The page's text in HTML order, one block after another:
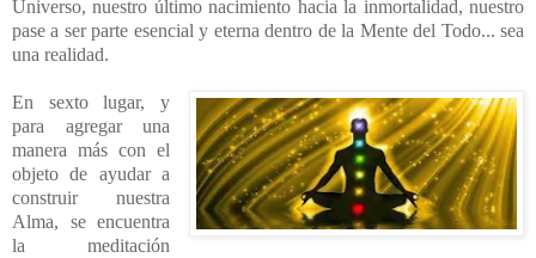
Universo, nuestro último nacimiento hacia la inmortalidad, nuestro
pase a ser parte esencial y eterna dentro de la Mente del Todo... sea
una realidad.
En sexto lugar, y
para agregar una
manera más con el
objeto de ayudar a
construir nuestra
Alma, se encuentra
la meditación